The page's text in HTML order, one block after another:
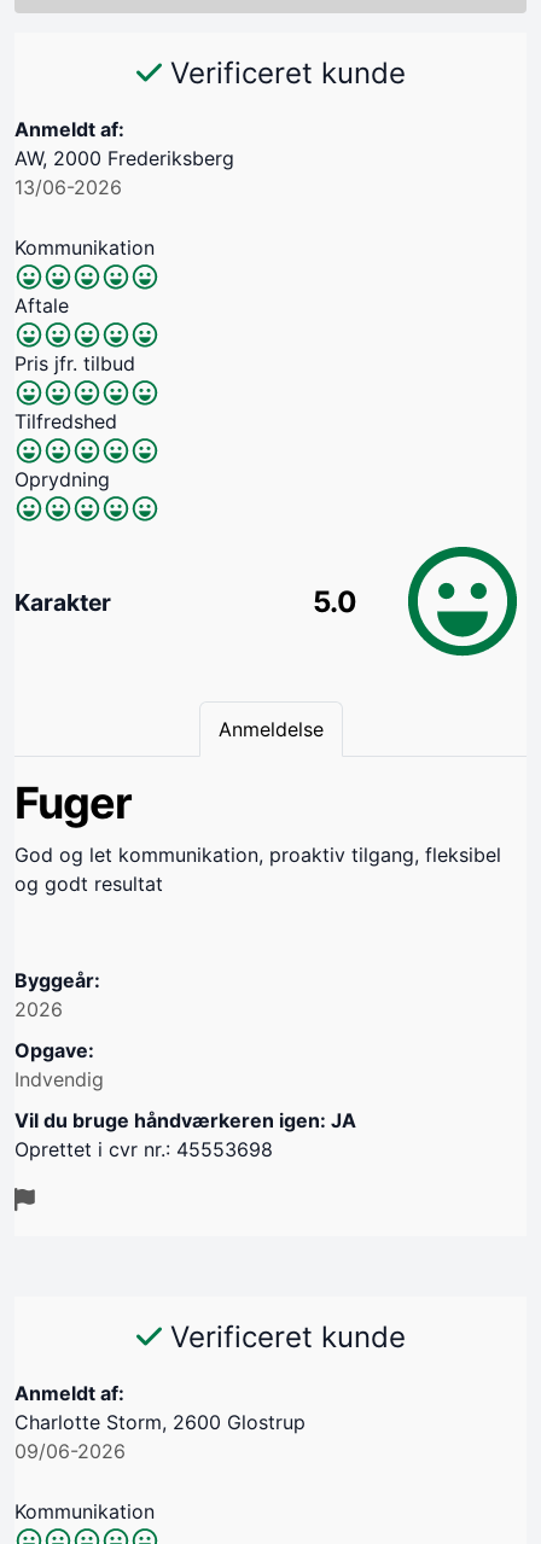
Verificeret kunde
Anmeldt af:
AW, 2000 Frederiksberg
13/06-2026
Kommunikation
Aftale
Pris jfr. tilbud
Tilfredshed
Oprydning
Karakter 5.0
Anmeldelse
Fuger
God og let kommunikation, proaktiv tilgang, fleksibel
og godt resultat
Byggeår:
2026
Opgave:
Indvendig
Vil du bruge håndværkeren igen: JA
Oprettet i cvr nr.: 45553698
Verificeret kunde
Anmeldt af:
Charlotte Storm, 2600 Glostrup
09/06-2026
Kommunikation